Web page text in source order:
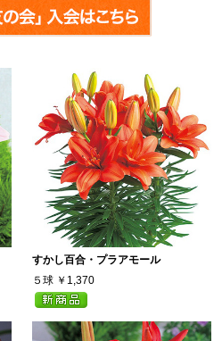
すかし百合・プラアモール
５球 ￥1,370